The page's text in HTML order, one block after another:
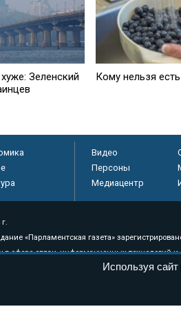
Зеленский
Кому нельзя
Видео
Персоны
Медиацентр
«Парламентская газета»
в сфере связи, информационных технологий и
05 августа 2011 года. 18+
Используя